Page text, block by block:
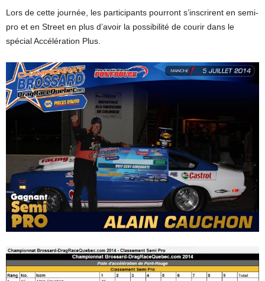
Lors de cette journée, les participants pourront s’inscrirent en semi-
pro et en Street en plus d’avoir la possibilité de courir dans le
spécial Accélération Plus.